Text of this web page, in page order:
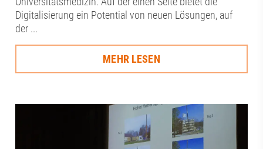
Digitalisierung ein Potential von neuen Lösungen, auf
der ...
MEHR LESEN